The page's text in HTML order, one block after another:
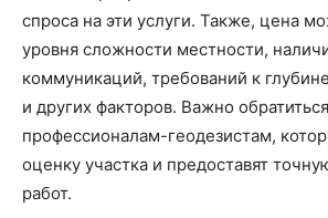
спроса на эти услуги. Также, цена
уровня сложности местности,
коммуникаций, требований к
и других факторов. Важно
профессионалам-геодезистам,
оценку участка и предоставят
работ.